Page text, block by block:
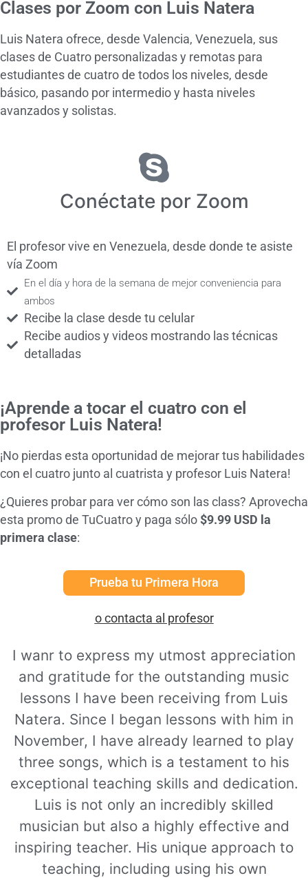
Clases por Zoom con Luis Natera
Luis Natera ofrece, desde Valencia, Venezuela, sus
clases de Cuatro personalizadas y remotas para
estudiantes de cuatro de todos los niveles, desde
básico, pasando por intermedio y hasta niveles
avanzados y solistas.
Conéctate por Zoom
El profesor vive en Venezuela, desde donde te asiste
vía Zoom
En el día y hora de la semana de mejor conveniencia para
ambos
Recibe la clase desde tu celular
Recibe audios y videos mostrando las técnicas
detalladas
¡Aprende a tocar el cuatro con el
profesor Luis Natera!
¡No pierdas esta oportunidad de mejorar tus habilidades
con el cuatro junto al cuatrista y profesor Luis Natera!
¿Quieres probar para ver cómo son las class? Aprovecha
esta promo de TuCuatro y paga sólo $9.99 USD la
primera clase:
Prueba tu Primera Hora
o contacta al profesor
I wanr to express my utmost appreciation
and gratitude for the outstanding music
lessons I have been receiving from Luis
Natera. Since I began lessons with him in
November, I have already learned to play
three songs, which is a testament to his
exceptional teaching skills and dedication.
Luis is not only an incredibly skilled
musician but also a highly effective and
inspiring teacher. His unique approach to
teaching, including using his own